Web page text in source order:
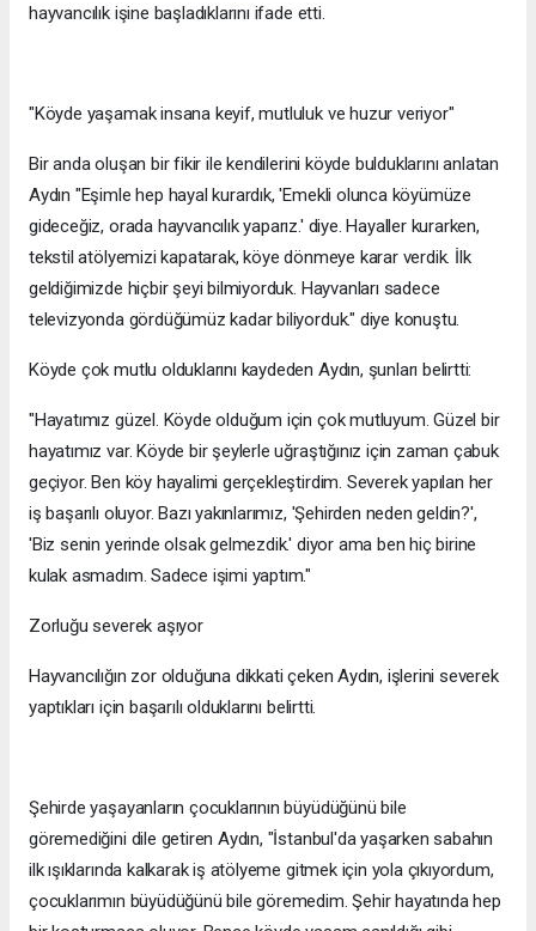
hayvancılık işine başladıklarını ifade etti.
"Köyde yaşamak insana keyif, mutluluk ve huzur veriyor"
Bir anda oluşan bir fikir ile kendilerini köyde bulduklarını anlatan
Aydın "Eşimle hep hayal kurardık, 'Emekli olunca köyümüze
gideceğiz, orada hayvancılık yaparız.' diye. Hayaller kurarken,
tekstil atölyemizi kapatarak, köye dönmeye karar verdik. İlk
geldiğimizde hiçbir şeyi bilmiyorduk. Hayvanları sadece
televizyonda gördüğümüz kadar biliyorduk." diye konuştu.
Köyde çok mutlu olduklarını kaydeden Aydın, şunları belirtti:
"Hayatımız güzel. Köyde olduğum için çok mutluyum. Güzel bir
hayatımız var. Köyde bir şeylerle uğraştığınız için zaman çabuk
geçiyor. Ben köy hayalimi gerçekleştirdim. Severek yapılan her
iş başarılı oluyor. Bazı yakınlarımız, 'Şehirden neden geldin?',
'Biz senin yerinde olsak gelmezdik.' diyor ama ben hiç birine
kulak asmadım. Sadece işimi yaptım."
Zorluğu severek aşıyor
Hayvancılığın zor olduğuna dikkati çeken Aydın, işlerini severek
yaptıkları için başarılı olduklarını belirtti.
Şehirde yaşayanların çocuklarının büyüdüğünü bile
göremediğini dile getiren Aydın, "İstanbul'da yaşarken sabahın
ilk ışıklarında kalkarak iş atölyeme gitmek için yola çıkıyordum,
çocuklarımın büyüdüğünü bile göremedim. Şehir hayatında hep